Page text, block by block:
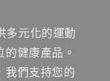
元化的運動
健康產品。
我們支持您的